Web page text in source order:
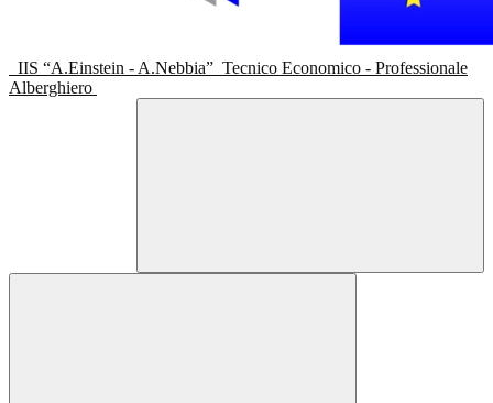
IIS “A.Einstein - A.Nebbia” Tecnico Economico - Professionale
Alberghiero